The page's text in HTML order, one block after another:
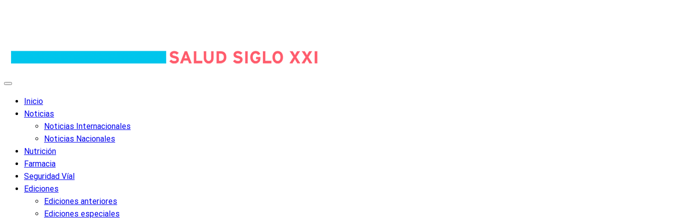
Inicio
Noticias
Noticias Internacionales
Noticias Nacionales
Nutrición
Farmacia
Seguridad Víal
Ediciones
Ediciones anteriores
Ediciones especiales